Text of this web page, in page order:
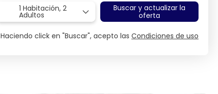
1 Habitación,2
Adultos
Buscar y actualizar la
oferta
Haciendo click en "Buscar", acepto las Condiciones de uso